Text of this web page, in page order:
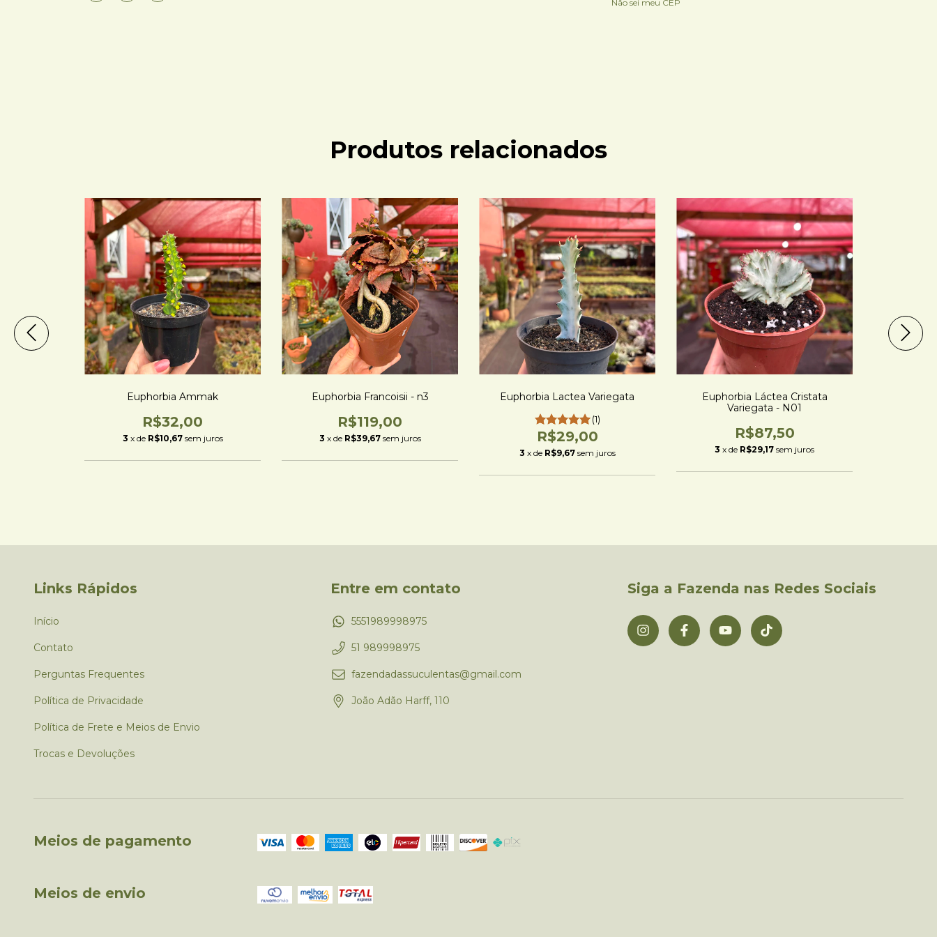
Não sei meu CEP
Produtos relacionados
Euphorbia Ammak
R$32,00
3 x de R$10,67 sem juros
Euphorbia Francoisii - n3
R$119,00
3 x de R$39,67 sem juros
Euphorbia Lactea Variegata
(1)
R$29,00
3 x de R$9,67 sem juros
Euphorbia Láctea Cristata
Variegata - N01
R$87,50
3 x de R$29,17 sem juros
Links Rápidos
Início
Contato
Perguntas Frequentes
Política de Privacidade
Política de Frete e Meios de Envio
Trocas e Devoluções
Entre em contato
5551989998975
51 989998975
fazendadassuculentas@gmail.com
João Adão Harff, 110
Siga a Fazenda nas Redes Sociais
Meios de pagamento
Meios de envio